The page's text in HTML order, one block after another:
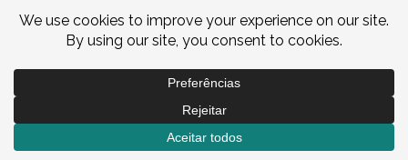
projetos de empreendedorismo social que
contribuam para sustentabilidade ao nível
prol do desenvolvimento local e integrado ao
longo dos últimos 13 anos a nível nacional,
bem como internacional.